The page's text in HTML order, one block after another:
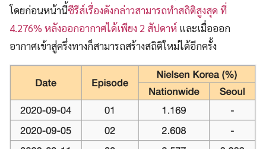
โดยก่อนหน้านี้ซีรีส์เรื่องดังกล่าวสามารถทำสถิติสูงสุด ที่
4.276% หลังออกอากาศได้เพียง 2 สัปดาห์ และเมื่อออก
อากาศเข้าสู่ครึ่งทางก็สามารถสร้างสถิติใหม่ได้อีกครั้ง